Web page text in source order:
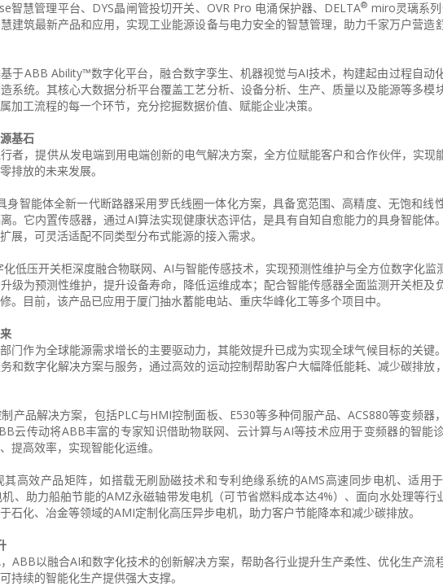
智慧管理平台、DYS晶闸管投切开关、OVR Pro 电涌保护器、DELTA® miro灵璃系
建筑最新产品和应用，实现工业能源设备与电力安全的智慧管理，助力千家万户营造
于ABB Ability™数字化平台，融合数字孪生、机器视觉与AI技术，构建起由过程自动
系统。其核心大数据分析平台覆盖工艺分析、设备分析、生产、质量以及能源等多模
加工流程的每一个环节，充分挖掘数据价值、赋能企业决策。
基石
者，提供从发电端到用电端创新的电气解决方案，全方位赋能客户和合作伙伴，实现
排放的未来发展。
身智能体全新一代断路器采用罗氏线圈一体化方案，具备宽范围、高精度、无饱和线
。它内置传感器，通过AI算法实现健康状态评估，是具有自知自愈能力的具身智能体
展，可灵活适配不同类型分布式能源的接入需求。
低压开关柜深度融合物联网、AI与智能传感技术，实现预测性维护与全方位数字化监
级为预测性维护，提升设备寿命，降低运维成本；配合智能传感器全面监测开关柜及
。目前，该产品已应用于厦门抽水蓄能电站、重庆华峰化工等多个项目中。
门作为全球能源需求增长的主要驱动力，其能效提升已成为实现全球气候目标的关键
和数字化解决方案与服务，通过高效的运动控制帮助客户大幅降低能耗、减少碳排放
产品解决方案，包括PLC与HMI控制面板、E530等多种伺服产品、ACS880等变频器
云传动将ABB丰富的专家知识借助物联网、云计算与AI等技术应用于变频器的智能
提高效率，实现智能化运维。
高效产品矩阵，如搭载无刷励磁技术和专利绝缘系统的AMS高速同步电机、适用
、助力船舶节能的AMZ永磁轴带发电机（可节省燃料成本达4%）、面向水处理等行
石化、冶金等领域的AMI定制化高压异步电机，助力客户节能降本和减少碳排放。
ABB以融合AI和数字化技术的创新解决方案，帮助各行业提升生产柔性、优化生产流
持续的智能化生产提供强大支撑。